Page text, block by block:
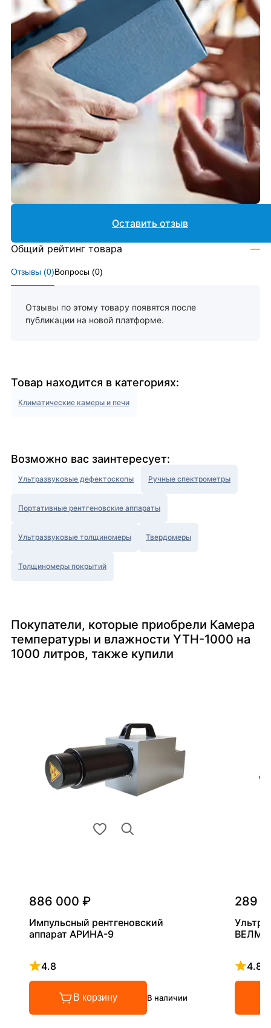
Отзывы (0)Вопросы (0)
Отзывы по этому товару появятся после
публикации на новой платформе.
Оставить отзыв
Общий рейтинг товара —
Товар находится в категориях:
Климатические камеры и печи
Возможно вас заинтересует:
Ультразвуковые дефектоскопы Ручные спектрометры
Портативные рентгеновские аппараты
Ультразвуковые толщиномеры Твердомеры
Толщиномеры покрытий
Покупатели, которые приобрели Камера
температуры и влажности YTH-1000 на
1000 литров, также купили
886 000 ₽
Импульсный рентгеновский
аппарат АРИНА-9
4.8
Рейтинг 4.8 из 5
В корзину В наличии
289
4.8